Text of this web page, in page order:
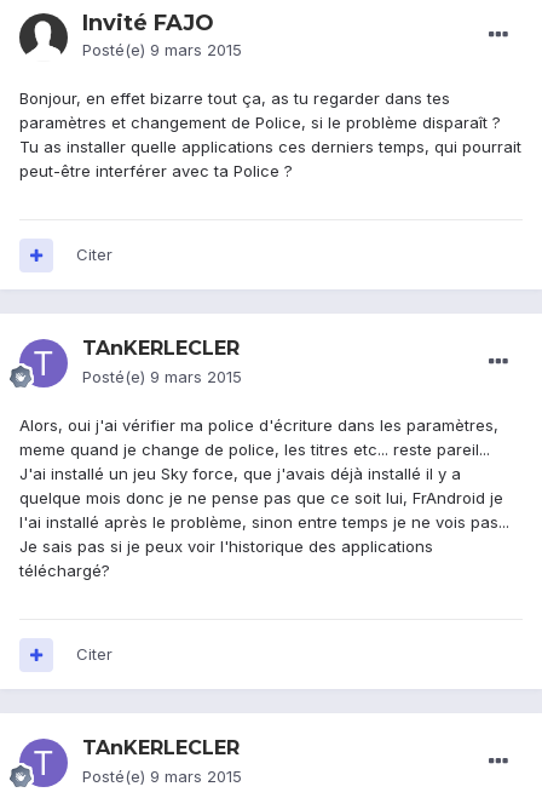
Invité FAJO
Posté(e) 9 mars 2015
Bonjour, en effet bizarre tout ça, as tu regarder dans tes
paramètres et changement de Police, si le problème disparaît ?
Tu as installer quelle applications ces derniers temps, qui pourrait
peut-être interférer avec ta Police ?
Citer
TAnKERLECLER
Posté(e) 9 mars 2015
Alors, oui j'ai vérifier ma police d'écriture dans les paramètres,
meme quand je change de police, les titres etc... reste pareil...
J'ai installé un jeu Sky force, que j'avais déjà installé il y a
quelque mois donc je ne pense pas que ce soit lui, FrAndroid je
l'ai installé après le problème, sinon entre temps je ne vois pas...
Je sais pas si je peux voir l'historique des applications
téléchargé?
Citer
TAnKERLECLER
Posté(e) 9 mars 2015